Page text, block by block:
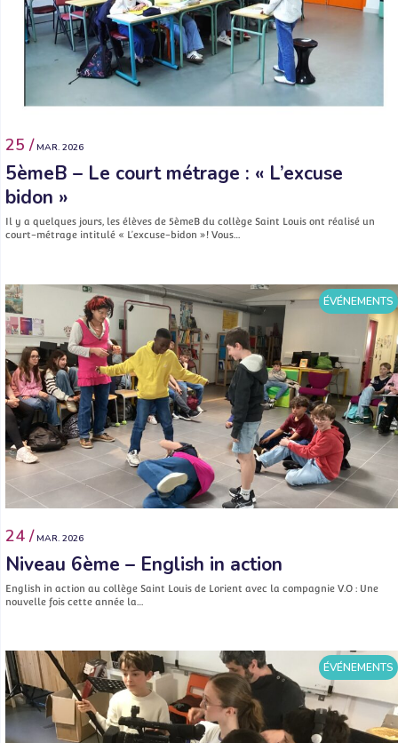
25 / MAR. 2026
5èmeB – Le court métrage : « L’excuse
bidon »
Il y a quelques jours, les élèves de 5èmeB du collège Saint Louis ont réalisé un
court-métrage intitulé « L’excuse-bidon »! Vous…
ÉVÉNEMENTS
24 / MAR. 2026
Niveau 6ème – English in action
English in action au collège Saint Louis de Lorient avec la compagnie V.O : Une
nouvelle fois cette année la…
ÉVÉNEMENTS